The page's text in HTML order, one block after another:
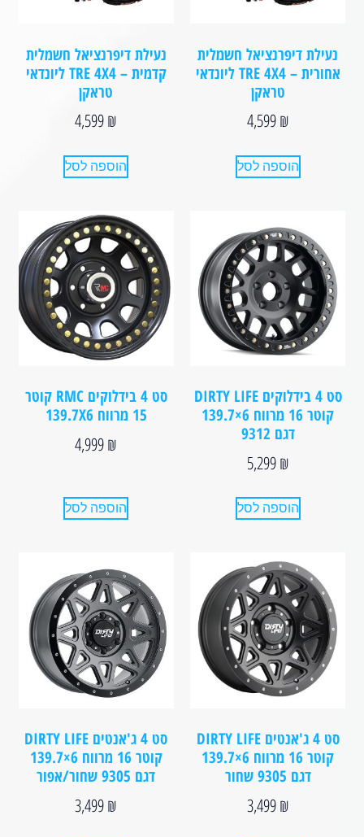
נעילת דיפרנציאל חשמלית
אחורית – TRE 4X4 ל⁩יונדאי
טראקן
4,599₪
הוספה לסל
נעילת דיפרנציאל חשמלית
קדמית – TRE 4X4 ליונדאי
טראקן
4,599₪
הוספה לסל
סט 4 בידלוקים DIRTY LIFE
קוטר 16 מרווח 6×139.7
דגם 9312
5,299₪
הוספה לסל
סט 4 בידלוקים RMC קוטר
15 מרווח 139.7X6
4,999₪
הוספה לסל
סט 4 ג'אנטים DIRTY LIFE
קוטר 16 מרווח 6×139.7
דגם 9305 שחור
3,499₪
סט 4 ג'אנטים DIRTY LIFE
קוטר 16 מרווח 6×139.7
דגם 9305 שחור⁩/אפור
3,499₪